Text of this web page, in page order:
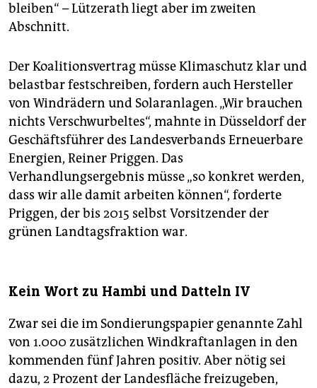
bleiben“ – Lützerath liegt aber im zweiten
Abschnitt.
Der Koalitionsvertrag müsse Klimaschutz klar und
belastbar festschreiben, fordern auch Hersteller
von Windrädern und Solaranlagen. „Wir brauchen
nichts Verschwurbeltes“, mahnte in Düsseldorf der
Geschäftsführer des Landesverbands Erneuerbare
Energien, Reiner Priggen. Das
Verhandlungsergebnis müsse „so konkret werden,
dass wir alle damit arbeiten können“, forderte
Priggen, der bis 2015 selbst Vorsitzender der
grünen Landtagsfraktion war.
Kein Wort zu Hambi und Datteln IV
Zwar sei die im Sondierungspapier genannte Zahl
von 1.000 zusätzlichen Windkraftanlagen in den
kommenden fünf Jahren positiv. Aber nötig sei
dazu, 2 Prozent der Landesfläche freizugeben,